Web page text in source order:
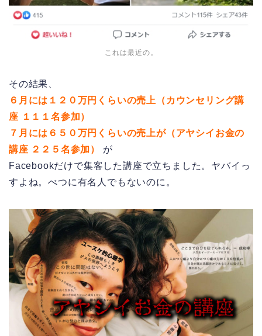
これは最近の。
その結果、
６月には１２０万円くらいの売上（カウンセリング講
座 １１１名参加）
７月には６５０万円くらいの売上が（アヤシイお金の
講座 ２２５名参加） が
Facebookだけで集客した講座で立ちました。ヤバイっ
すよね。べつに有名人でもないのに。